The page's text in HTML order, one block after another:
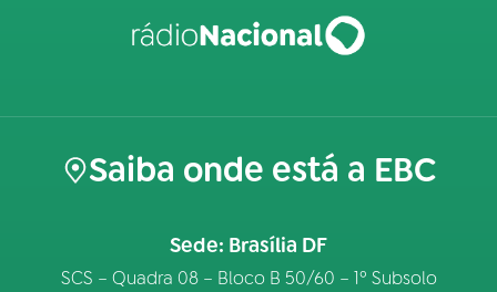
Saiba onde está a EBC
Sede: Brasília DF
SCS – Quadra 08 – Bloco B 50/60 – 1º Subsolo